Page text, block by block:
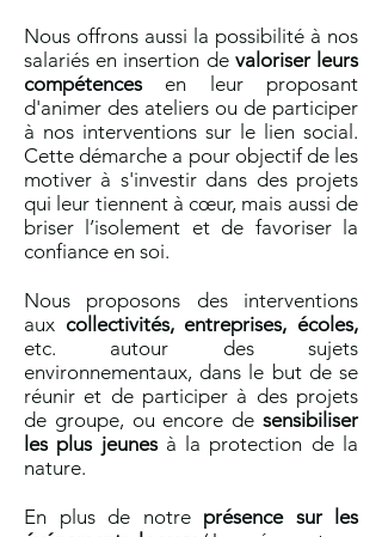
Nous offrons aussi la possibilité à nos
salariés en insertion de valoriser leurs
compétencesen leur proposant
d'animer des ateliers ou de participer
à nos interventions sur le lien social.
Cette démarche a pour objectif de les
motiver à s'investir dans des projets
qui leur tiennent à cœur, mais aussi de
briser l’isolement et de favoriser la
confiance en soi.
Nous proposons des interventions
aux collectivités, entreprises, écoles,
etc. autour des sujets
environnementaux, dans le but de se
réunir et de participer à des projets
de groupe, ou encore de sensibiliser
les plus jeunes à la protection de la
nature.
En plus de notre présence sur les